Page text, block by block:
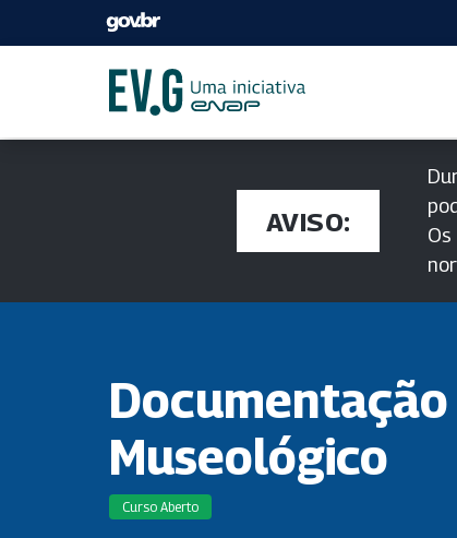
AVISO:
Museológico
Curso Aberto